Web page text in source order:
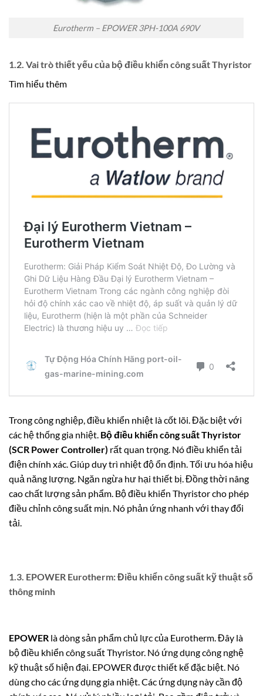
Eurotherm – EPOWER 3PH-100A 690V
1.2. Vai trò thiết yếu của bộ điều khiển công suất Thyristor
Tìm hiểu thêm
Trong công nghiệp, điều khiển nhiệt là cốt lõi. Đặc biệt với
các hệ thống gia nhiệt. Bộ điều khiển công suất Thyristor
(SCR Power Controller) rất quan trọng. Nó điều khiển tải
điện chính xác. Giúp duy trì nhiệt độ ổn định. Tối ưu hóa hiệu
quả năng lượng. Ngăn ngừa hư hại thiết bị. Đồng thời nâng
cao chất lượng sản phẩm. Bộ điều khiển Thyristor cho phép
điều chỉnh công suất mịn. Nó phản ứng nhanh với thay đổi
tải.
1.3. EPOWER Eurotherm: Điều khiển công suất kỹ thuật số
thông minh
EPOWER là dòng sản phẩm chủ lực của Eurotherm. Đây là
bộ điều khiển công suất Thyristor. Nó ứng dụng công nghệ
kỹ thuật số hiện đại. EPOWER được thiết kế đặc biệt. Nó
dùng cho các ứng dụng gia nhiệt. Các ứng dụng này cần độ